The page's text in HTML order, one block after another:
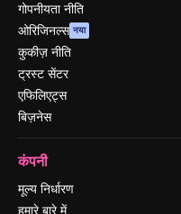
गोपनीयता नीति
ओरिजिनल्स नया
कुकीज़ नीति
ट्रस्ट सेंटर
एफिलिएट्स
बिज़नेस
कंपनी
मूल्य निर्धारण